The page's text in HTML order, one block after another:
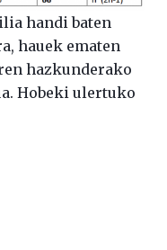
handi baten
hauek ematen
hazkunderako
Hobeki ulertuko